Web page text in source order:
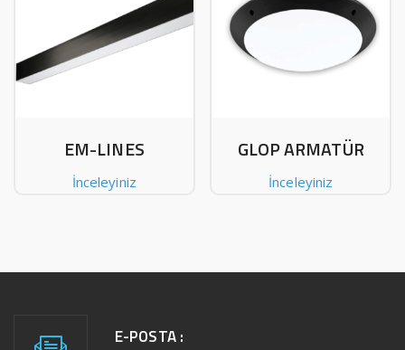
EM-LINES
İnceleyiniz
GLOP ARMATÜR
İnceleyiniz
E-POSTA :